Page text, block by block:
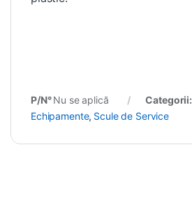
P/N°Nu se aplică Categorii:
Echipamente, Scule de Service